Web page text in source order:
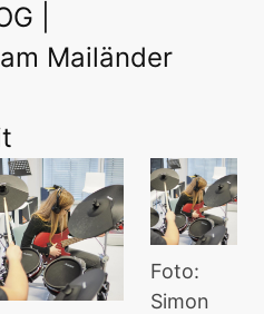
|
Mailänder
Foto:
Simon